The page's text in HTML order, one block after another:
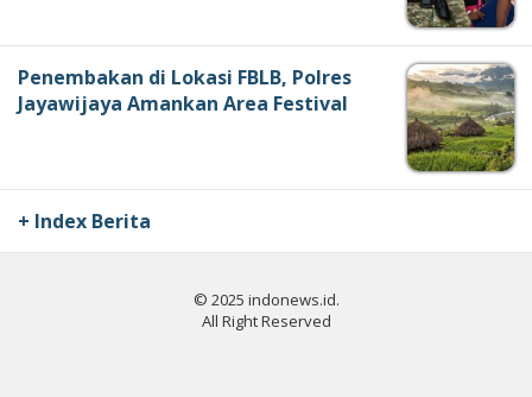
Penembakan di Lokasi FBLB, Polres
Jayawijaya Amankan Area Festival
+ Index Berita
© 2025 indonews.id.
All Right Reserved